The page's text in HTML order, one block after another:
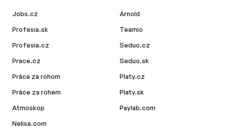
Jobs.cz
Profesia.sk
Profesia.cz
Prace.cz
Práca za rohom
Práce za rohem
Atmoskop
Nelisa.com
Arnold
Teamio
Seduo.cz
Seduo.sk
Platy.cz
Platy.sk
Paylab.com